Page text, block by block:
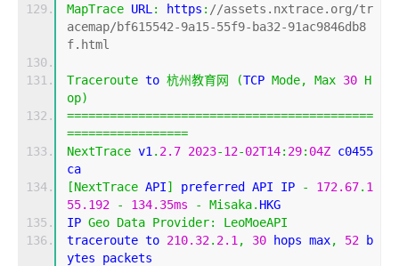
MapTrace URL : https : //assets.nxtrace.org/tr
acemap/bf615542-9a15-55f9-ba32-91ac9846db8
f.html
Traceroute to 杭州教育网 (TCP Mode, Max 30 H
op)
===========================================
=================
NextTrace v1 . 2.7 2023-12-02T14: 29: 04Z c0455
ca
[NextTrace API] preferred API IP - 172.67. 1
55.192
- 134.35ms - Misaka. HKG
IP Geo Data Provider:
LeoMoeAPI
traceroute to 210.32. 2.1 , 30 hops max, 52 b
ytes packets